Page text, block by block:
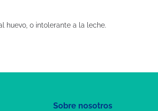
huevo, o intolerante a la leche.
Sobre nosotros